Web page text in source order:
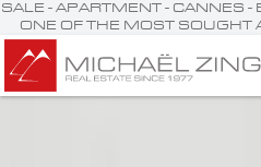
SALE - APARTMENT - CANNES -
ONE OF THE MOST SOUGHT